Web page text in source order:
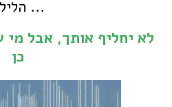
הלילה ...
כן